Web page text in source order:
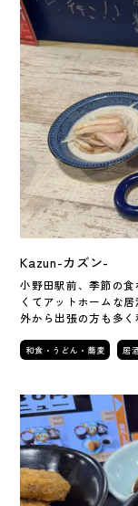
Kazun-カズン-
小野田駅前、季節の
くてアットホームな
外から出張の方も多
和食・うどん・蕎麦 居